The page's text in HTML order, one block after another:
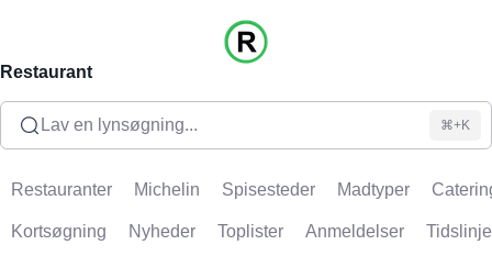
Restaurant
Lav en lynsøgning... ⌘+K
Restauranter Michelin Spisesteder Madtyper
Kortsøgning Nyheder Toplister Anmeldelser Tidslinje